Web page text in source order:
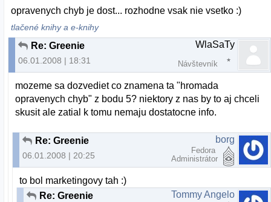
opravenych chyb je dost... rozhodne vsak nie vsetko :)
tlačené knihy a e-knihy
Re: Greenie
06.01.2008 | 18:31
WlaSaTy
Návštevník
mozeme sa dozvediet co znamena ta "hromada
opravenych chyb" z bodu 5? niektory z nas by to aj chceli
skusit ale zatial k tomu nemaju dostatocne info.
Re: Greenie
06.01.2008 | 20:25
borg
Fedora
Administrátor
to bol marketingovy tah :)
Re: Greenie
Tommy Angelo